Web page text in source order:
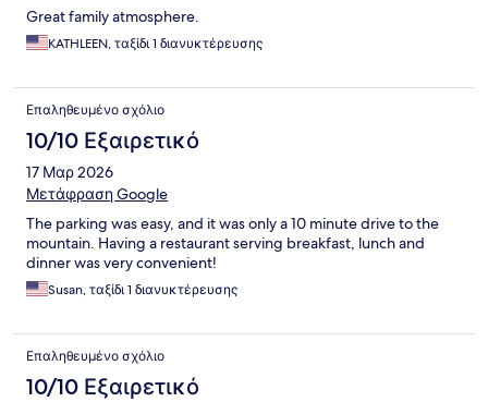
Great family atmosphere.
KATHLEEN, ταξίδι 1 διανυκτέρευσης
Επαληθευμένο σχόλιο
10/10 Εξαιρετικό
17 Μαρ 2026
Μετάφραση Google
The parking was easy, and it was only a 10 minute drive to the
mountain. Having a restaurant serving breakfast, lunch and
dinner was very convenient!
Susan, ταξίδι 1 διανυκτέρευσης
Επαληθευμένο σχόλιο
10/10 Εξαιρετικό